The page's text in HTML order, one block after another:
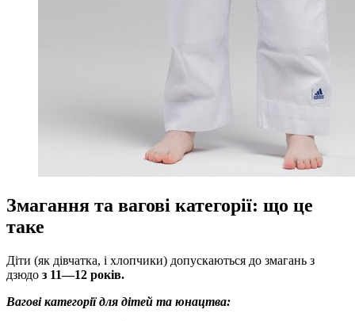
Змагання та вагові категорії: що це
таке
Діти (як дівчатка, і хлопчики) допускаються до змагань з
дзюдо з 11—12 років.
Вагові категорії для дітей та юнацтва: